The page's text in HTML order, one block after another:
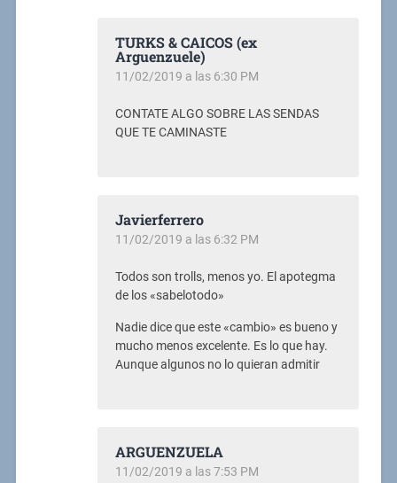
TURKS & CAICOS (ex
Arguenzuele)
11/02/2019 a las 6:30 PM
CONTATE ALGO SOBRE LAS SENDAS
QUE TE CAMINASTE
Javierferrero
11/02/2019 a las 6:32 PM
Todos son trolls, menos yo. El apotegma
de los «sabelotodo»
Nadie dice que este «cambio» es bueno y
mucho menos excelente. Es lo que hay.
Aunque algunos no lo quieran admitir
ARGUENZUELA
11/02/2019 a las 7:53 PM